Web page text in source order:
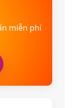
miễn phí